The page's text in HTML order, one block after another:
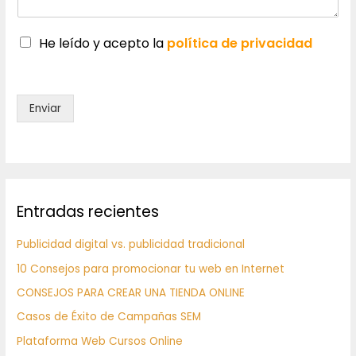
He leído y acepto la política de privacidad
Enviar
Entradas recientes
Publicidad digital vs. publicidad tradicional
10 Consejos para promocionar tu web en Internet
CONSEJOS PARA CREAR UNA TIENDA ONLINE
Casos de Éxito de Campañas SEM
Plataforma Web Cursos Online